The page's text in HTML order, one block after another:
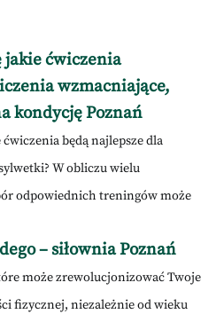
jakie ćwiczenia
wzmacniające,
kondycję Poznań
będą najlepsze dla
W obliczu wielu
odpowiednich treningów może
– siłownia Poznań
może zrewolucjonizować Twoje
fizycznej, niezależnie od wieku